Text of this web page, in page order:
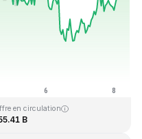
en circulation
B